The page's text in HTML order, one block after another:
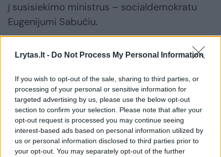
Lrytas.lt - Do Not Process My Personal Information
If you wish to opt-out of the sale, sharing to third parties, or
processing of your personal or sensitive information for
targeted advertising by us, please use the below opt-out
section to confirm your selection. Please note that after your
opt-out request is processed you may continue seeing
interest-based ads based on personal information utilized by
us or personal information disclosed to third parties prior to
your opt-out. You may separately opt-out of the further
į susisiekimo ministrus – socialdemokratu
Eugenijumi Sabučiu.